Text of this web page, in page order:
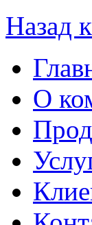
Назад
О